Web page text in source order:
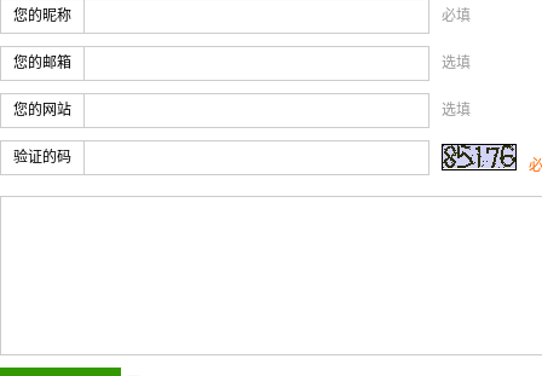
您的昵称 必填
您的邮箱 选填
您的网站 选填
验证的码